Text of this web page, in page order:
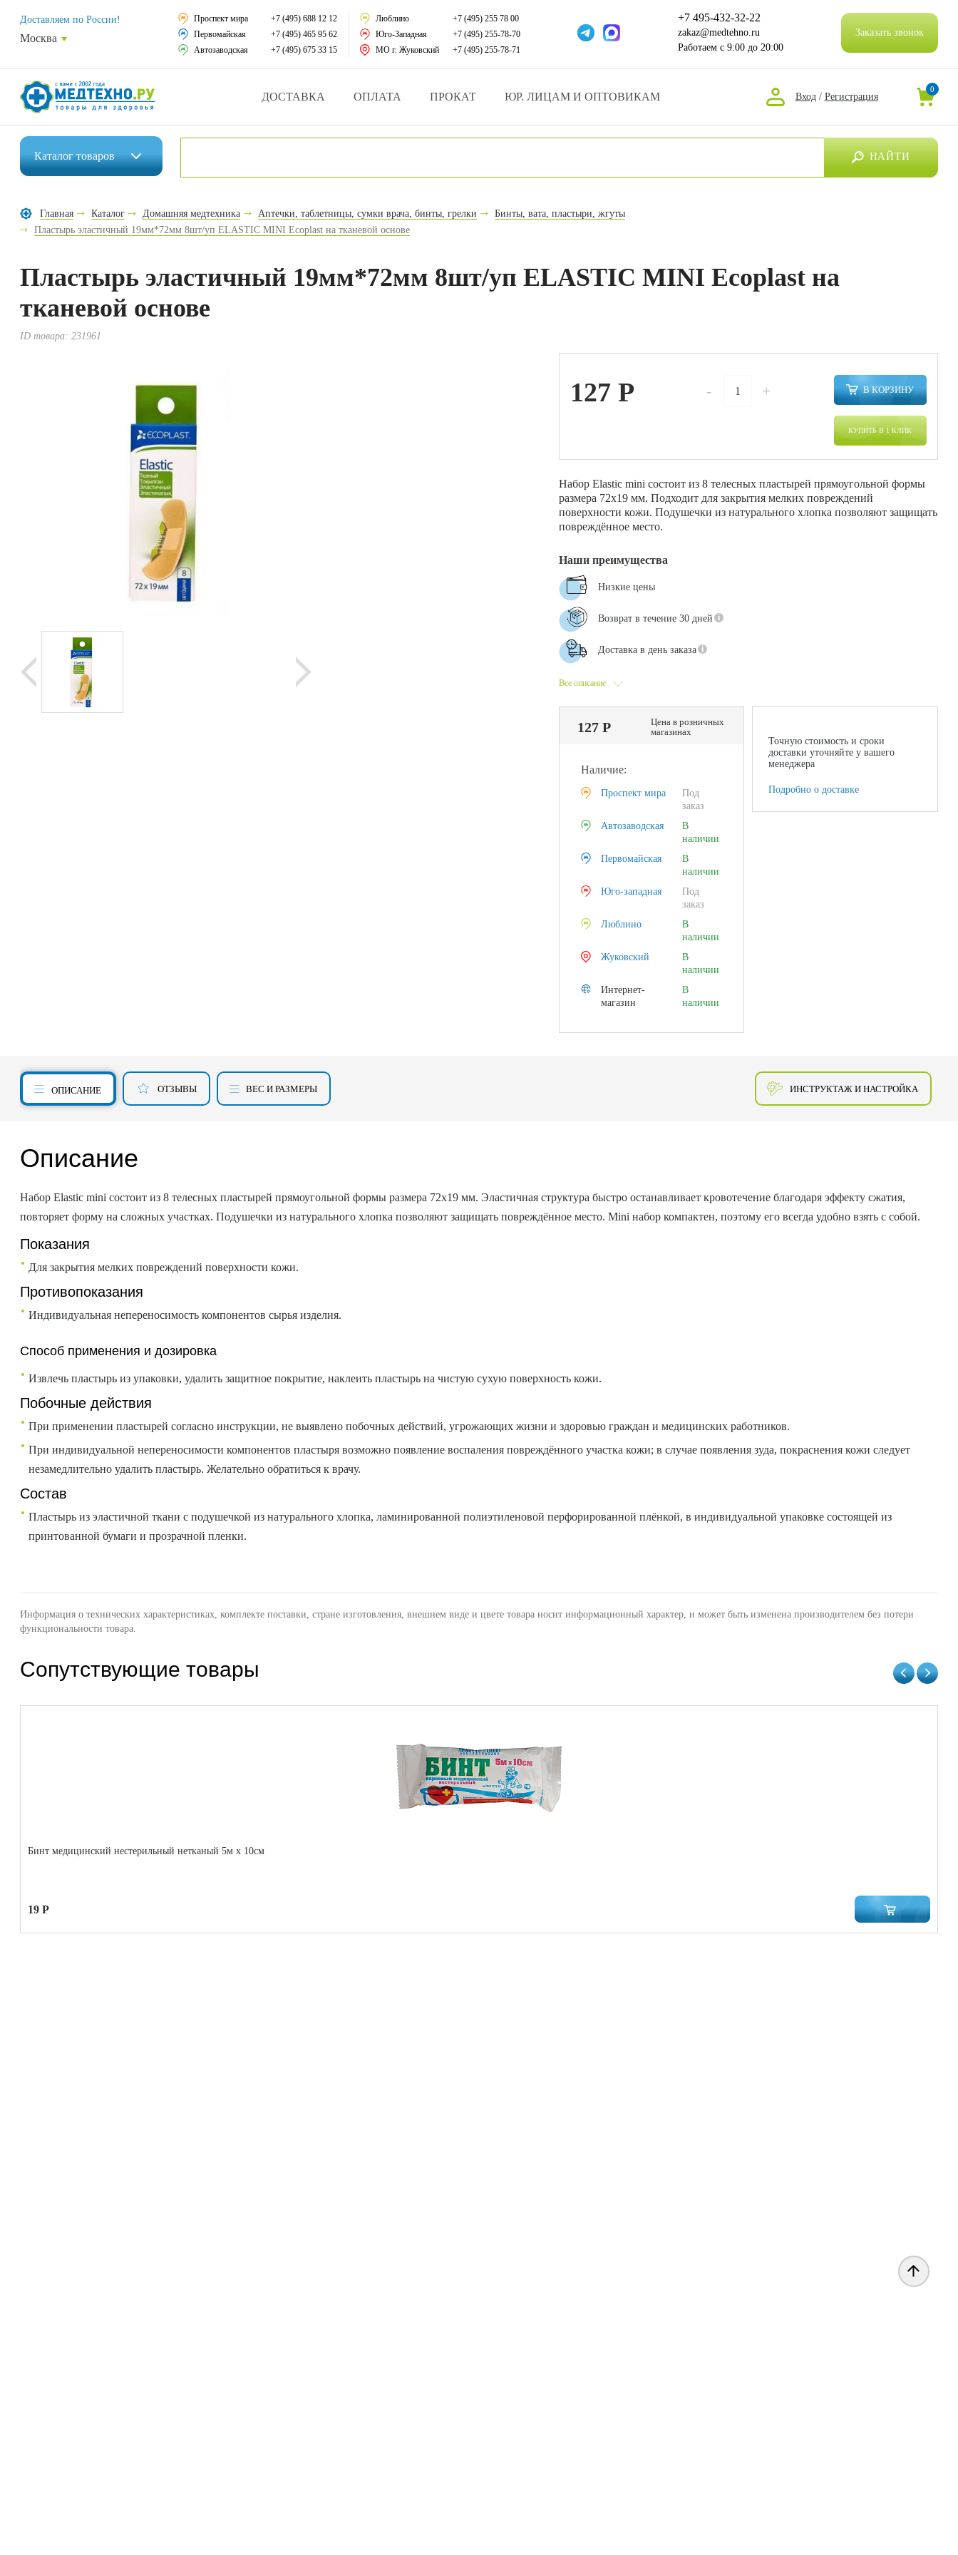
Средства реабилитации
Средства по уходу за больными
Домашняя медтехника
Товары для врачей и мед.учреждений
Уникальные и полезные товары
Доставляем по России!
Москва
Проспект мира
+7 (495) 688 12 12
Первомайская
+7 (495) 465 95 62
Автозаводская
+7 (495) 675 33 15
Люблино
+7 (495) 255 78 00
Юго-Западная
+7 (495) 255-78-70
МО г. Жуковский
+7 (495) 255-78-71
+7 495-432-32-22
zakaz@medtehno.ru
Работаем с 9:00 до 20:00
Заказать звонок
ДОСТАВКА ОПЛАТА ПРОКАТ ЮР. ЛИЦАМ И ОПТОВИКАМ Вход / Регистрация
0
Каталогтоваров
Средства реабилитации
Ортопедические изделия
Ортопедические матрасы и подушки
Товары для красоты и здоровья
Товары для врачей и мед.учреждений
Уникальные и полезные товары
Прокат инвалидной техники
НАЙТИ
Главная Каталог Домашняя медтехника Аптечки, таблетницы, сумки врача, бинты, грелки
Бинты, вата, пластыри, жгуты
Пластырь эластичный 19мм*72мм 8шт/уп ELASTIC MINI Ecoplast на тканевой основе
Пластырь эластичный 19мм*72мм 8шт/уп ELASTIC MINI Ecoplast на
тканевой основе
ID товара:231961
127 P - + В КОРЗИНУ
КУПИТЬ В 1 КЛИК
Набор Elastic mini состоит из 8 телесных пластырей прямоугольной формы
размера 72х19 мм. Подходит для закрытия мелких повреждений
поверхности кожи. Подушечки из натурального хлопка позволяют защищать
повреждённое место.
Все описание
Наши преимущества
Низкие цены
Возврат в течение 30 дней
Доставка в день заказа
127 Р
Цена в розничных
магазинах
Наличие:
Проспект мира
Под
заказ
Автозаводская
В
наличии
Первомайская
В
наличии
Юго-западная
Под
заказ
Люблино
В
наличии
Жуковский
В
наличии
Интернет-
магазин
В
наличии
Точную стоимость и сроки
доставки уточняйте у вашего
менеджера
Подробно о доставке
ОПИСАНИЕ ОТЗЫВЫ ВЕС И РАЗМЕРЫ ИНСТРУКТАЖ И НАСТРОЙКА
Описание
Набор Elastic mini состоит из 8 телесных пластырей прямоугольной формы размера 72х19 мм. Эластичная структура быстро останавливает кровотечение благодаря эффекту сжатия,
повторяет форму на сложных участках. Подушечки из натурального хлопка позволяют защищать повреждённое место. Mini набор компактен, поэтому его всегда удобно взять с собой.
Показания
Для закрытия мелких повреждений поверхности кожи.
Противопоказания
Индивидуальная непереносимость компонентов сырья изделия.
Способ применения и дозировка
Извлечь пластырь из упаковки, удалить защитное покрытие, наклеить пластырь на чистую сухую поверхность кожи.
Побочные действия
При применении пластырей согласно инструкции, не выявлено побочных действий, угрожающих жизни и здоровью граждан и медицинских работников.
При индивидуальной непереносимости компонентов пластыря возможно появление воспаления повреждённого участка кожи; в случае появления зуда, покраснения кожи следует
незамедлительно удалить пластырь. Желательно обратиться к врачу.
Состав
Пластырь из эластичной ткани с подушечкой из натурального хлопка, ламинированной полиэтиленовой перфорированной плёнкой, в индивидуальной упаковке состоящей из
принтованной бумаги и прозрачной пленки.
Информация о технических характеристиках, комплекте поставки, стране изготовления, внешнем виде и цвете товара носит информационный характер, и может быть изменена производителем без потери
функциональности товара.
Сопутствующие товары
Бинт медицинский нестерильный нетканый 5м x 10см
19 Р